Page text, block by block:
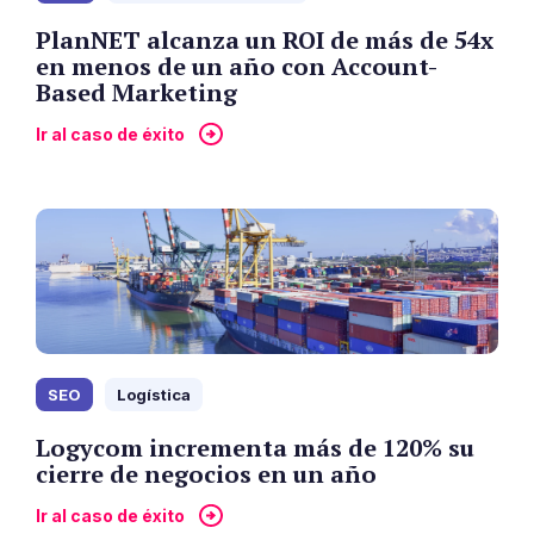
PlanNET alcanza un ROI de más de 54x
en menos de un año con Account-
Based Marketing
Ir al caso de éxito
SEO Logística
Logycom incrementa más de 120% su
cierre de negocios en un año
Ir al caso de éxito